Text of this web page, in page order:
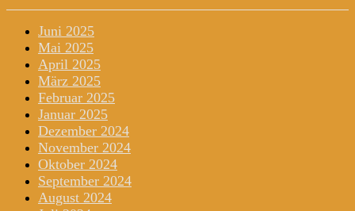
Juni 2025
Mai 2025
April 2025
März 2025
Februar 2025
Januar 2025
Dezember 2024
November 2024
Oktober 2024
September 2024
August 2024